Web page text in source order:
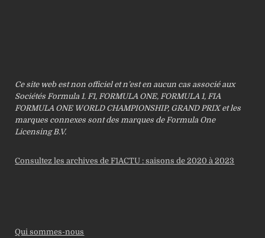
Ce site web est non officiel et n’est en aucun cas associé aux
Sociétés Formula 1. F1, FORMULA ONE, FORMULA 1, FIA
FORMULA ONE WORLD CHAMPIONSHIP, GRAND PRIX et les
marques connexes sont des marques de Formula One
Licensing B.V.
Consultez les archives de F1ACTU : saisons de 2020 à 2023
Qui sommes-nous